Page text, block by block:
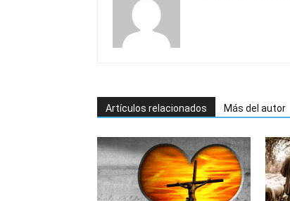
Artículos relacionados Más del autor